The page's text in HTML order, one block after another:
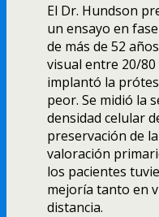
El Dr. Hundson
un ensayo en
de más de 52
visual entre 20/80
implantó la
peor. Se midió la
densidad celular
preservación de
valoración
los pacientes
mejorí­a tanto en
distancia.